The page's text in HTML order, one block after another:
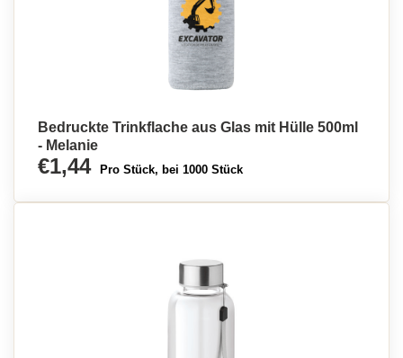
Bedruckte Trinkflache aus Glas mit Hülle 500ml
- Melanie
€1,44 Pro Stück, bei 1000 Stück